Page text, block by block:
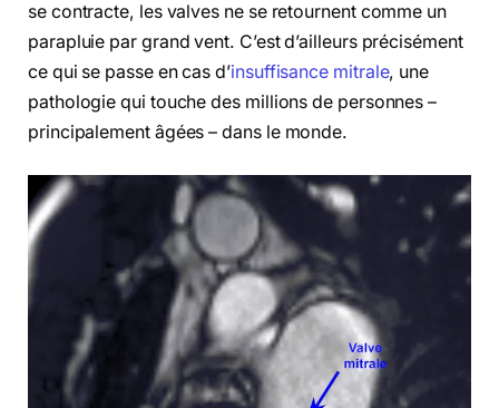
se contracte, les valves ne se retournent comme un
parapluie par grand vent. C’est d’ailleurs précisément
ce qui se passe en cas d’insuffisance mitrale, une
pathologie qui touche des millions de personnes –
principalement âgées – dans le monde.